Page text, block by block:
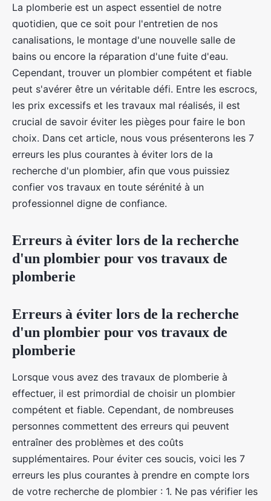
7 erreurs à éviter lors de la
recherche d'un plombier pour
vos travaux de plomberie
jacqueline•9 août 2023•3 min de lecture
La plomberie est un aspect essentiel de notre
quotidien, que ce soit pour l'entretien de nos
canalisations, le montage d'une nouvelle salle de
bains ou encore la réparation d'une fuite d'eau.
Cependant, trouver un plombier compétent et fiable
peut s'avérer être un véritable défi. Entre les escrocs,
les prix excessifs et les travaux mal réalisés, il est
crucial de savoir éviter les pièges pour faire le bon
choix. Dans cet article, nous vous présenterons les 7
erreurs les plus courantes à éviter lors de la
recherche d'un plombier, afin que vous puissiez
confier vos travaux en toute sérénité à un
professionnel digne de confiance.
Erreurs à éviter lors de la recherche
d'un plombier pour vos travaux de
plomberie
Erreurs à éviter lors de la recherche
d'un plombier pour vos travaux de
plomberie
Lorsque vous avez des travaux de plomberie à
effectuer, il est primordial de choisir un plombier
compétent et fiable. Cependant, de nombreuses
personnes commettent des erreurs qui peuvent
entraîner des problèmes et des coûts
supplémentaires. Pour éviter ces soucis, voici les 7
erreurs les plus courantes à prendre en compte lors
de votre recherche de plombier : 1. Ne pas vérifier les